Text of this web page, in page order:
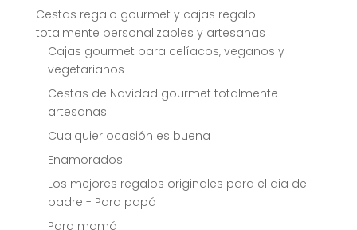
Cestas regalo gourmet y cajas regalo
totalmente personalizables y artesanas
Cajas gourmet para celíacos, veganos y
vegetarianos
Cestas de Navidad gourmet totalmente
artesanas
Cualquier ocasión es buena
Enamorados
Los mejores regalos originales para el dia del
padre - Para papá
Para mamá